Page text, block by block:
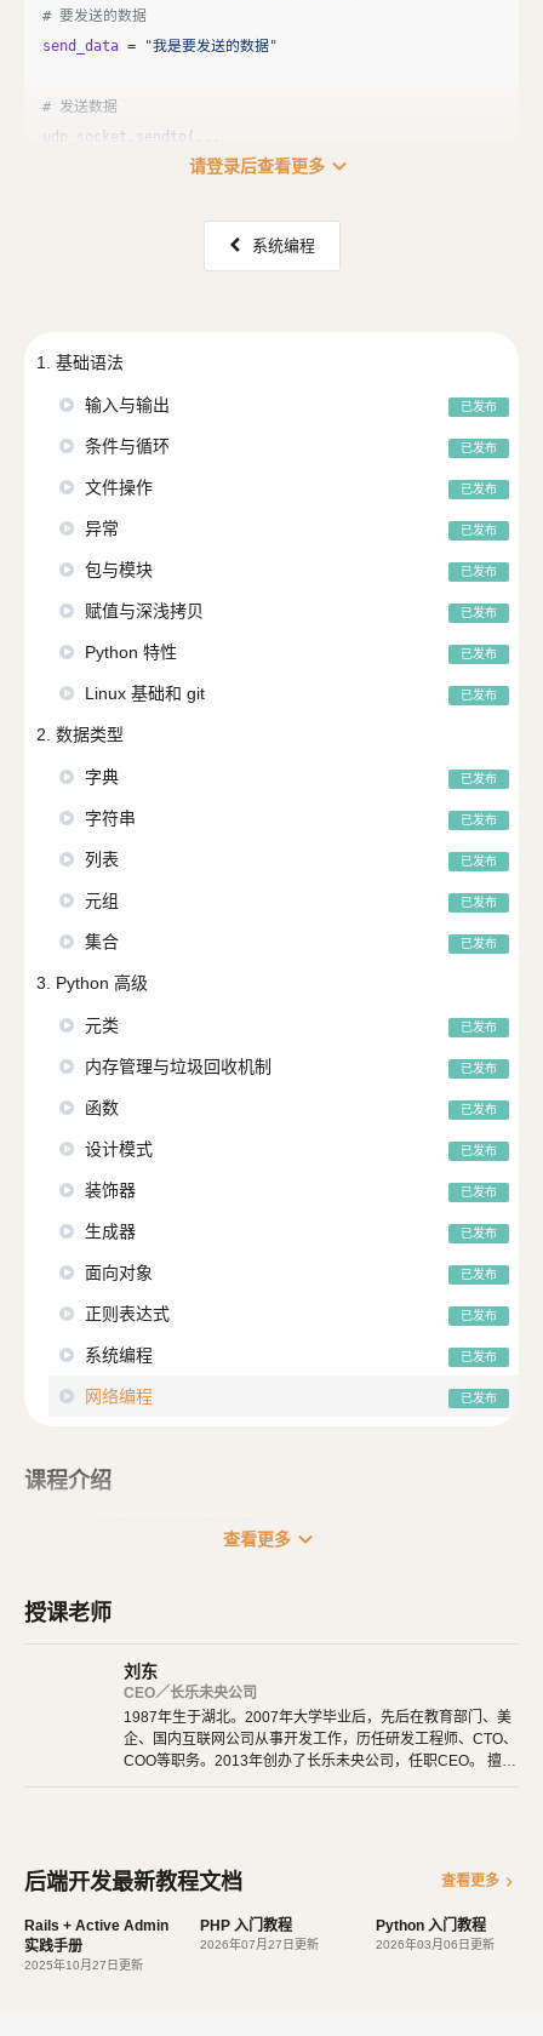
send_data = "我是要发送的数据"
udp_socket
sendto (
请登录后查看更多 expand_more
系统编程
1. 基础语法
输入与输出 已发布
条件与循环 已发布
文件操作 已发布
异常 已发布
包与模块 已发布
赋值与深浅拷贝 已发布
Python 特性 已发布
Linux 基础和 git 已发布
2. 数据类型
字典 已发布
字符串 已发布
列表 已发布
元组 已发布
集合 已发布
3. Python 高级
元类 已发布
内存管理与垃圾回收机制 已发布
函数 已发布
设计模式 已发布
装饰器 已发布
生成器 已发布
面向对象 已发布
正则表达式 已发布
系统编程 已发布
网络编程 已发布
课程介绍
Python 工作面试必备复习知识
查看更多 expand_more
授课老师
刘东
CEO／长乐未央公司
1987年生于湖北。2007年大学毕业后，先后在教育部门、美
企、国内互联网公司从事开发工作，历任研发工程师、CTO、
COO等职务。2013年创办了长乐未央公司，任职CEO。 擅长
兴趣，觉得做开发非常快乐，能创造梦想中的产品是一件非常
有幸福感的事情。喜爱阅读，尤其是历史相关的书籍。喜欢音
乐，钢琴、Ukulele都能简单自娱自乐。爱好旅行和美食，人
生梦想之一是希望能带着妻子吃遍全世界。
后端开发最新教程文档 查看更多 chevron_right
Rails + Active Admin
实践手册
2025年10月27日更新
PHP 入门教程
2026年07月27日更新
Python 入门教程
2026年03月06日更新